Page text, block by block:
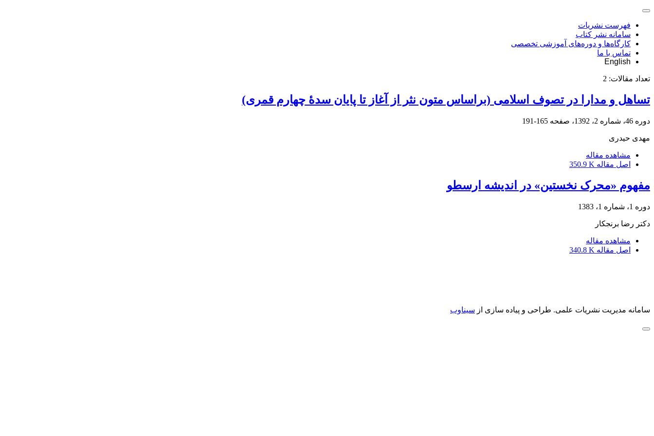
فهرست نشریات
سامانه نشر کتاب
کارگاه‌ها و دوره‌های آموزشی تخصصی
تماس با ما
English
تعداد مقالات: 2
تساهل و مدارا در تصوف اسلامی (براساس متون نثر از آغاز تا پایان سدۀ چهارم قمری)
دوره 46، شماره 2، 1392، صفحه 165-191
مهدی حیدری
مشاهده مقاله
اصل مقاله 350.9 K
مفهوم «محرک نخستین» در اندیشه ارسطو
دوره 1، شماره 1، 1383
دکتر رضا برنجکار
مشاهده مقاله
اصل مقاله 340.8 K
سامانه مدیریت نشریات علمی. طراحی و پیاده سازی از سیناوب